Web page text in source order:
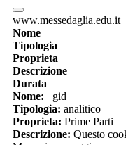
www.messedaglia.edu.it
Nome
Tipologia
Proprieta
Descrizione
Durata
Nome: _gid
Tipologia: analitico
Proprieta: Prime Parti
Descrizione: Questo